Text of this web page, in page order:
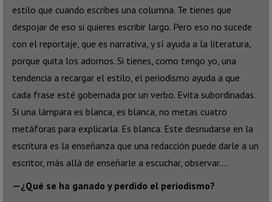
estilo que cuando escribes una columna. Te tienes que
despojar de eso si quieres escribir largo. Pero eso no sucede
con el reportaje, que es narrativa, y sí ayuda a la literatura,
porque quita los adornos. Si tienes, como tengo yo, una
tendencia a recargar el estilo, el periodismo ayuda a que
cada frase esté gobernada por un verbo. Evita subordinadas.
Si una lámpara es blanca, es blanca, no metas cuatro
metáforas para explicarla. Es blanca. Este desnudarse en la
escritura es la enseñanza que una redacción puede darle a un
escritor, más allá de enseñarle a escuchar, observar….
—¿Qué se ha ganado y perdido el periodismo?